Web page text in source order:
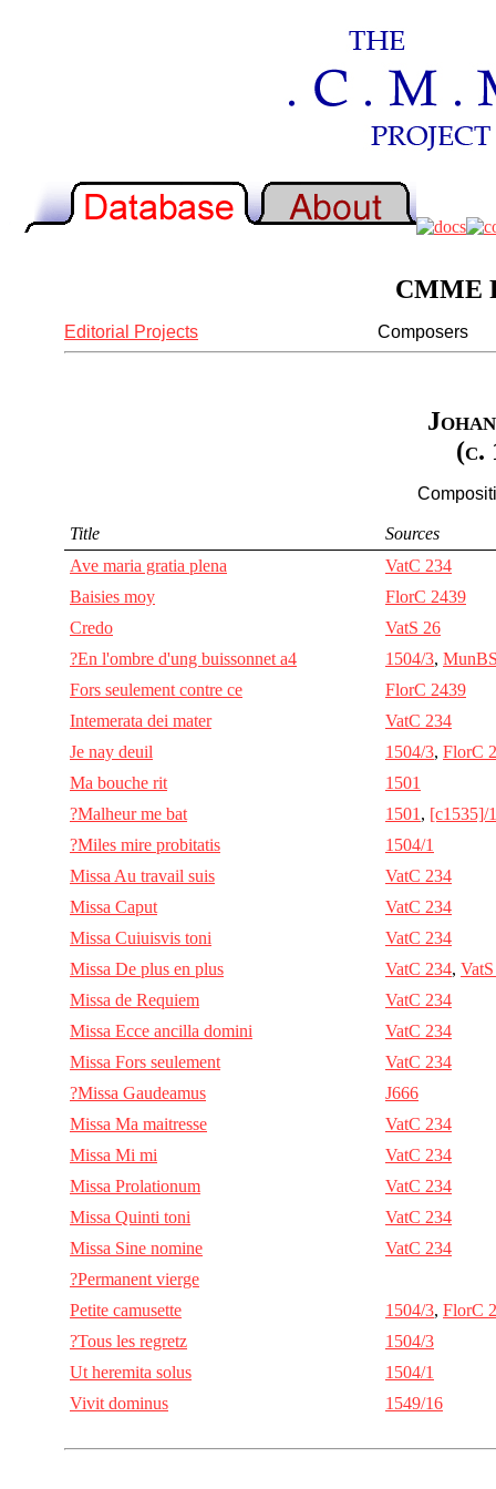
CMME
Editorial Projects Composers
(c.
Title
Sources
Ave maria gratia plena
VatC 234
Baisies moy
FlorC 2439
Credo
VatS 26
?En l'ombre d'ung buissonnet a4
1504/3,
Fors seulement contre ce
FlorC 2439
Intemerata dei mater
VatC 234
Je nay deuil
1504/3, FlorC
Ma bouche rit
1501
?Malheur me bat
1501 , [c1535]/
?Miles mire probitatis
1504/1
Missa Au travail suis
VatC 234
Missa Caput
VatC 234
Missa Cuiuisvis toni
VatC 234
Missa De plus en plus
VatC 234,
Missa de Requiem
VatC 234
Missa Ecce ancilla domini
VatC 234
Missa Fors seulement
VatC 234
?Missa Gaudeamus
J666
Missa Ma maitresse
VatC 234
Missa Mi mi
VatC 234
Missa Prolationum
VatC 234
Missa Quinti toni
VatC 234
Missa Sine nomine
VatC 234
?Permanent vierge
Petite camusette
1504/3, FlorC
?Tous les regretz
1504/3
Ut heremita solus
1504/1
Vivit dominus
1549/16